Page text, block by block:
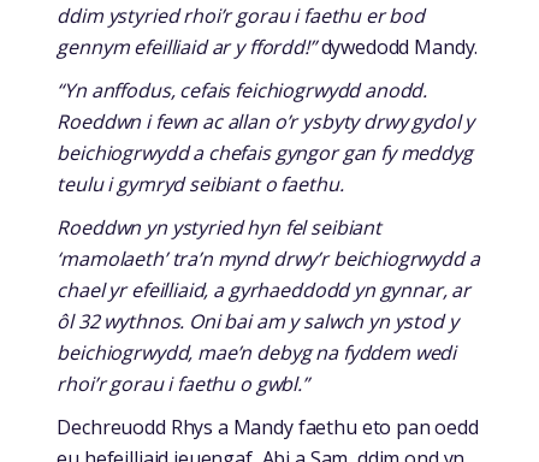
ddim ystyried rhoi’r gorau i faethu er bod
gennym efeilliaid ar y ffordd!”dywedodd Mandy.
“Yn anffodus, cefais feichiogrwydd anodd.
Roeddwn i fewn ac allan o’r ysbyty drwy gydol y
beichiogrwydd a chefais gyngor gan fy meddyg
teulu i gymryd seibiant o faethu.
Roeddwn yn ystyried hyn fel seibiant
‘mamolaeth’ tra’n mynd drwy’r beichiogrwydd a
chael yr efeilliaid, a gyrhaeddodd yn gynnar, ar
ôl 32 wythnos. Oni bai am y salwch yn ystod y
beichiogrwydd, mae’n debyg na fyddem wedi
rhoi’r gorau i faethu o gwbl.”
Dechreuodd Rhys a Mandy faethu eto pan oedd